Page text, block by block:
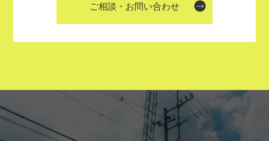
ご相談・お問い合わせ